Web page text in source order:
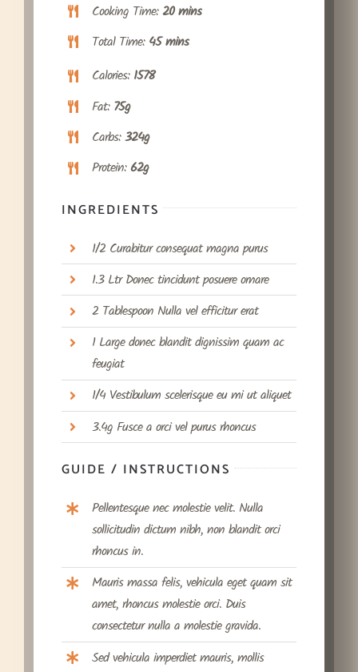
Cooking Time:20 mins
Total Time: 45 mins
Calories: 1578
Fat: 75g
Carbs:324g
Protein:62g
INGREDIENTS
1/2 Curabitur consequat magna purus
1.3 Ltr Donec tincidunt posuere ornare
2 Tablespoon Nulla vel efficitur erat
1 Large donec blandit dignissim quam ac
feugiat
1/4 Vestibulum scelerisque eu mi ut aliquet
3.4g Fusce a orci vel purus rhoncus
GUIDE / INSTRUCTIONS
Pellentesque nec molestie velit. Nulla
sollicitudin dictum nibh, non blandit orci
rhoncus in.
Mauris massa felis, vehicula eget quam sit
amet, rhoncus molestie orci. Duis
consectetur nulla a molestie gravida.
Sed vehicula imperdiet mauris, mollis